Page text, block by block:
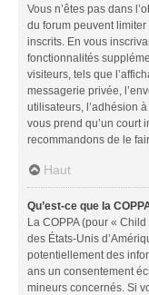
Vous n’êtes pas dans
du forum peuvent
inscrits. En vous
fonctionnalités
visiteurs, tels que
messagerie privée,
utilisateurs, l’adhésion
vous prend qu’un court
recommandons de le
Haut
Qu’est-ce que la
La COPPA (pour «
des États-Unis
potentiellement des
ans un consentement
mineurs concernés. Si